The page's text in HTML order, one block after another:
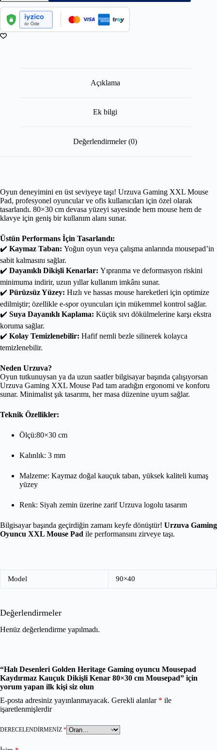
Açıklama
Ek bilgi
Değerlendirmeler (0)
Oyun deneyimini en üst seviyeye taşı! Urzuva Gaming XXL Mouse
Pad, profesyonel oyuncular ve ofis kullanıcıları için özel olarak
tasarlandı. 80×30 cm devasa yüzeyi sayesinde hem mouse hem de
klavye için geniş bir kullanım alanı sunar.
Üstün Performans İçin Tasarlandı:
✔️ Kaymaz Taban: Yoğun oyun veya çalışma anlarında mousepad’in
sabit kalmasını sağlar.
✔️ Dayanıklı Dikişli Kenarlar: Yıpranma ve deformasyon riskini
minimuma indirir, uzun yıllar kullanım imkânı sunar.
✔️ Pürüzsüz Yüzey: Hızlı ve hassas mouse hareketleri için optimize
edilmiştir; özellikle e-spor oyuncuları için mükemmel kontrol sağlar.
✔️ Suya Dayanıklı Kaplama: Küçük sıvı dökülmelerine karşı ekstra
koruma sağlar.
✔️ Kolay Temizlenebilir: Hafif nemli bezle silinerek kolayca
temizlenebilir.
Neden Urzuva?
Oyun tutkunuysan ya da uzun saatler bilgisayar başında çalışıyorsan
Urzuva Gaming XXL Mouse Pad tam aradığın ergonomi ve konforu
sunar. Minimalist şık tasarımı, her masa düzenine uyum sağlar.
Teknik Özellikler:
Ölçü:80×30 cm
Kalınlık: 3 mm
Malzeme: Kaymaz doğal kauçuk taban, yüksek kaliteli kumaş
yüzey
Renk: Siyah zemin üzerine zarif Urzuva logolu tasarım
Bilgisayar başında geçirdiğin zamanı keyfe dönüştür! Urzuva Gaming
Oyuncu XXL Mouse Pad ile performansını zirveye taşı.
Model 90×40
Değerlendirmeler
Henüz değerlendirme yapılmadı.
“Halı Desenleri Golden Heritage Gaming oyuncu Mousepad
Kaydırmaz Kauçuk Dikişli Kenar 80×30 cm Mousepad” için
yorum yapan ilk kişi siz olun
E-posta adresiniz yayınlanmayacak. Gerekli alanlar * ile
işaretlenmişlerdir
DERECELENDIRMENIZ *